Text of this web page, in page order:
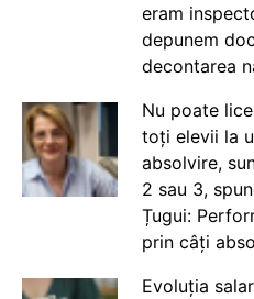
eram
depunem
decontarea
Nu poate
toți elevii la
absolvire,
2 sau 3,
Țugui:
prin câți
Evoluția